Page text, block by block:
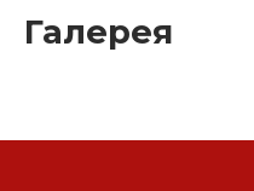
Галерея